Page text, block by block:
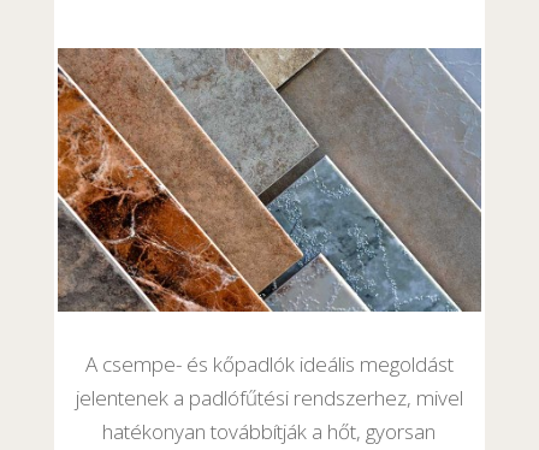
A csempe- és kőpadlók ideális megoldást
jelentenek a padlófűtési rendszerhez, mivel
hatékonyan továbbítják a hőt, gyorsan